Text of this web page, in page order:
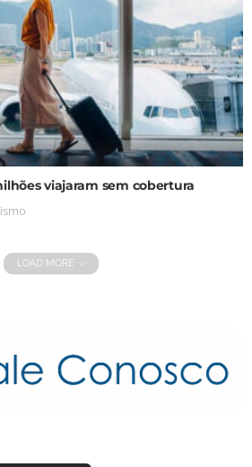
viajaram sem cobertura
LOAD MORE